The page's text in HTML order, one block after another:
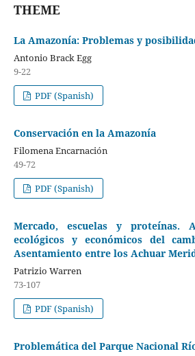
THEME
La Amazonía: Problemas y
Antonio Brack Egg
9-22
PDF (Spanish)
Conservación en la Amazonía
Filomena Encarnación
49-72
PDF (Spanish)
Mercado, escuelas y proteínas.
ecológicos y económicos del
Asentamiento entre los Achuar
Patrizio Warren
73-107
PDF (Spanish)
Problemática del Parque Nacional